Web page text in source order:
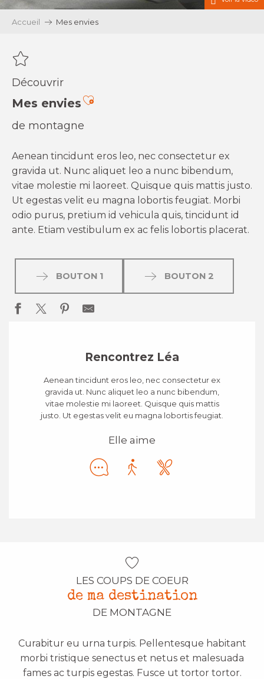
Accueil Mes envies
Découvrir
Mes enviesAjouter aux favoris
de montagne
Aenean tincidunt eros leo, nec consectetur ex
gravida ut. Nunc aliquet leo a nunc bibendum,
vitae molestie mi laoreet. Quisque quis mattis justo.
Ut egestas velit eu magna lobortis feugiat. Morbi
odio purus, pretium id vehicula quis, tincidunt id
ante. Etiam vestibulum ex ac felis lobortis placerat.
BOUTON 1 BOUTON 2
Rencontrez Léa
Aenean tincidunt eros leo, nec consectetur ex
gravida ut. Nunc aliquet leo a nunc bibendum,
vitae molestie mi laoreet. Quisque quis mattis
justo. Ut egestas velit eu magna lobortis feugiat.
Elle aime
LES COUPS DE COEUR
de ma destination
DE MONTAGNE
Curabitur eu urna turpis. Pellentesque habitant
morbi tristique senectus et netus et malesuada
fames ac turpis egestas. Fusce ut tortor tortor.